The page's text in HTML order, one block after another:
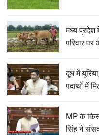
मध्य प्रदेश
परिवार
दूध में
पदार्थों में
MP के
सिंह ने